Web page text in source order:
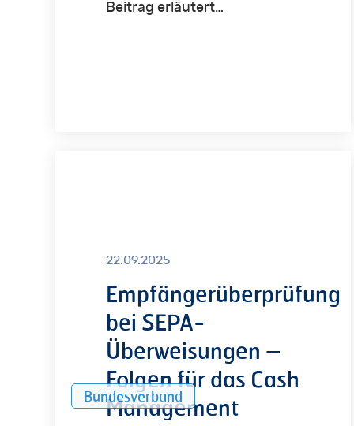
Beitrag erläutert…
Management
Bundesverband
22.09.2025
Empfängerüberprüfung
bei SEPA-
Überweisungen –
Folgen für das Cash
Management